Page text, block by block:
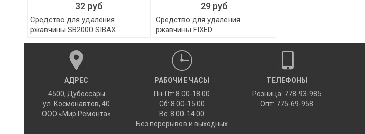
32 руб
Средство для удаления
ржавчины SB2000 SIBAX
29 руб
Средство для удаления
ржавчины FIXED
АДРЕС
4500, Дубоссары
ул. Космонавтов, 40
ООО «Мир Ремонта»
РАБОЧИЕ ЧАСЫ
Пн-Пт: 8.00-18.00
Сб: 8.00-15.00
Вс: 8.00-14.00
Без перерывов и выходных
ТЕЛЕФОНЫ
Розница: 778-93-985
Опт: 775-69-958